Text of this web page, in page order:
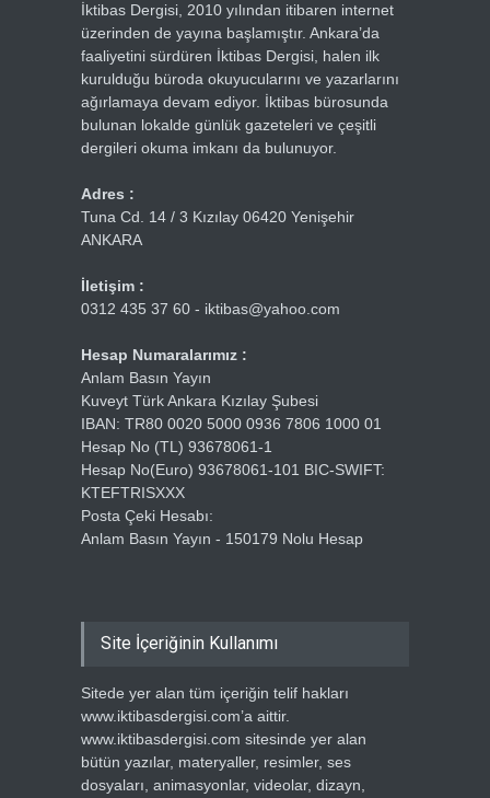
İktibas Dergisi, 2010 yılından itibaren internet
üzerinden de yayına başlamıştır. Ankara’da
faaliyetini sürdüren İktibas Dergisi, halen ilk
kurulduğu büroda okuyucularını ve yazarlarını
ağırlamaya devam ediyor. İktibas bürosunda
bulunan lokalde günlük gazeteleri ve çeşitli
dergileri okuma imkanı da bulunuyor.
Adres :
Tuna Cd. 14 / 3 Kızılay 06420 Yenişehir
ANKARA
İletişim :
0312 435 37 60 - iktibas@yahoo.com
Hesap Numaralarımız :
Anlam Basın Yayın
Kuveyt Türk Ankara Kızılay Şubesi
IBAN: TR80 0020 5000 0936 7806 1000 01
Hesap No (TL) 93678061-1
Hesap No(Euro) 93678061-101 BIC-SWIFT:
KTEFTRISXXX
Posta Çeki Hesabı:
Anlam Basın Yayın - 150179 Nolu Hesap
Site İçeriğinin Kullanımı
Sitede yer alan tüm içeriğin telif hakları
www.iktibasdergisi.com’a aittir.
www.iktibasdergisi.com sitesinde yer alan
bütün yazılar, materyaller, resimler, ses
dosyaları, animasyonlar, videolar, dizayn,